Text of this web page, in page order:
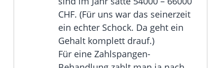
CHF. (Für uns war das seinerzeit
ein echter Schock. Da geht ein
Gehalt komplett drauf.)
Für eine Zahlspangen-